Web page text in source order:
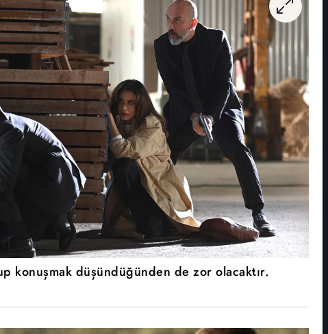
konuşmak düşündüğünden de zor olacaktır.